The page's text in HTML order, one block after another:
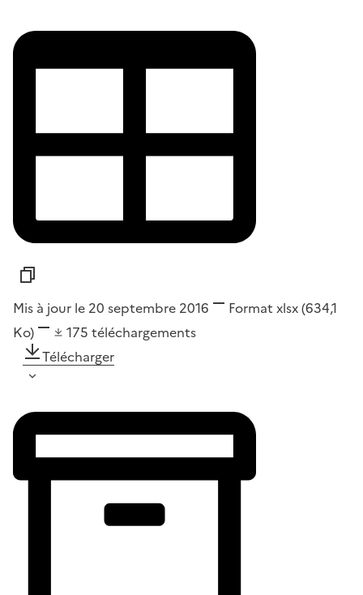
Mis à jour le 20 septembre 2016 Format xlsx(634,1
Ko)
175 téléchargements
Télécharger